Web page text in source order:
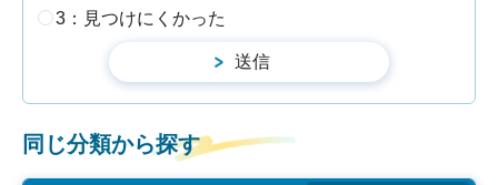
3：見つけにくかった
同じ分類から探す